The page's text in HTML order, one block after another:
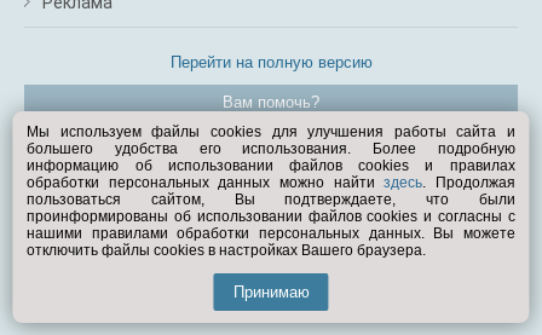
Перейти на полную версию
Вам помочь?
© Exist.ru 1998—2026
Мы используем файлы cookies для улучшения работы сайта и
большего удобства его использования. Более подробную
информацию об использовании файлов cookies и правилах
обработки персональных данных можно найтиздесь. Продолжая
пользоваться сайтом, Вы подтверждаете, что были
проинформированы об использовании файлов cookies и согласны с
нашими правилами обработки персональных данных. Вы можете
отключить файлы cookies в настройках Вашего браузера.
Принимаю